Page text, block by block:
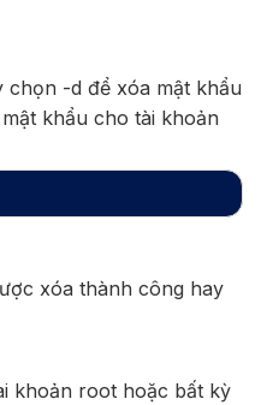
chọn -d để xóa mật khẩu
khẩu cho tài khoản
xóa thành công hay
khoản root hoặc bất kỳ